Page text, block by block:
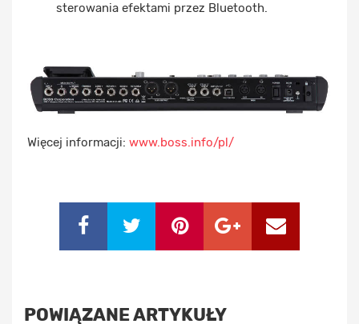
sterowania efektami przez Bluetooth.
Więcej informacji: www.boss.info/pl/
POWIĄZANE ARTYKUŁY